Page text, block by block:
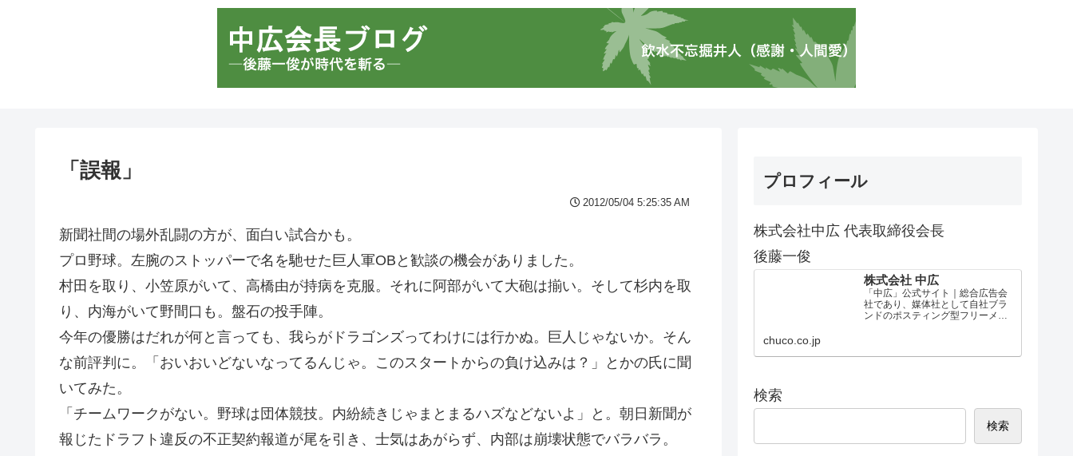
「誤報」
2012/05/04 5:25:35 AM
新聞社間の場外乱闘の方が、面白い試合かも。
プロ野球。左腕のストッパーで名を馳せた巨人軍OBと歓談の機会がありました。
村田を取り、小笠原がいて、高橋由が持病を克服。それに阿部がいて大砲は揃い。そして杉内を取
り、内海がいて野間口も。盤石の投手陣。
今年の優勝はだれが何と言っても、我らがドラゴンズってわけには行かぬ。巨人じゃないか。そん
な前評判に。「おいおいどないなってるんじゃ。このスタートからの負け込みは？」とかの氏に聞
いてみた。
「チームワークがない。野球は団体競技。内紛続きじゃまとまるハズなどないよ」と。朝日新聞が
報じたドラフト違反の不正契約報道が尾を引き、士気はあがらず、内部は崩壊状態でバラバラ。
プロフィール
株式会社中広 代表取締役会長
後藤一俊
株式会社 中広
「中広」公式サイト｜総合広告会
社であり、媒体社として自社ブラ
ンドのポスティング型フリーメデ
chuco.co.jp
検索
検索